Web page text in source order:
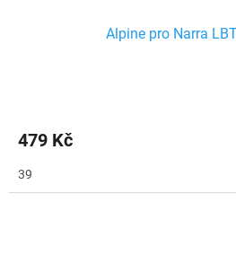
Alpine pro Narra
479 Kč
39